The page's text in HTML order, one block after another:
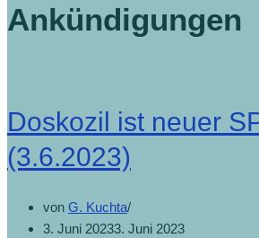
Ankündigungen
Doskozil ist neuer
(3.6.2023)
von G. Kuchta
3. Juni 20233. Juni 2023